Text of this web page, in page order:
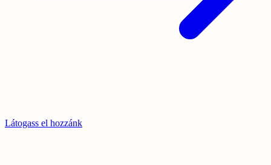
Látogass el hozzánk